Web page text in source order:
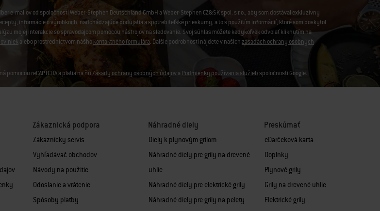
e-mailov od spoločností Weber-Stephen Deutschland GmbH a Weber-Stephen CZ&SK spol. s r.o., aby som dostával exkluzívny
informácie o výrobkoch, nadchádzajúce podujatia a spotrebiteľské prieskumy, a to s použitím informácií, ktoré som poskytol
mojej interakcie so spravodajcom pomocou nástrojov na sledovanie. Svoj súhlas môžete kedykoľvek odvolať kliknutím na
alebo prostredníctvom nášhokontaktného formulára. Ďalšie podrobnosti nájdete v našichzásadách ochrany osobných
pomocou reCAPTCHA a platia na ňuZásady ochrany osobných údajova Podmienky používania služieb spoločnosti Google.
Zákaznická podpora
Zákaznícky servis
Vyhľadávač obchodov
Návody na použitie
Odoslanie a vrátenie
Spôsoby platby
Náhradné diely
Diely k plynovým grilom
Náhradné diely pre grily na drevené
uhlie
Náhradné diely pre elektrické grily
Náhradné diely pre grily na pelety
Preskúmať
eDarčeková karta
Doplnky
Plynové grily
Grily na drevené uhlie
Elektrické grily